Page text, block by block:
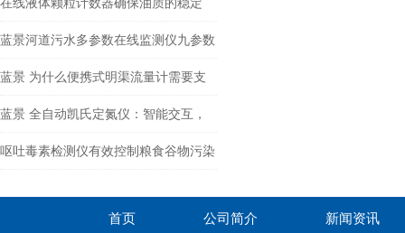
蓝景河道污水多参数在线监测仪九参数
一体化集成监测，一机多用可定制
蓝景 为什么便携式明渠流量计需要支
持多种堰槽测量？
蓝景 全自动凯氏定氮仪：智能交互，
让复杂实验变得简单直观
呕吐毒素检测仪有效控制粮食谷物污染
首页 公司简介 新闻资讯